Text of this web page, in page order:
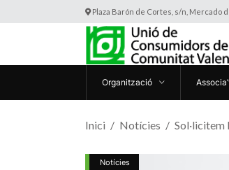
Plaza Barón de Cortes, s/n, Mercado
Organització
Inici Notícies Sol·licitem
Notícies